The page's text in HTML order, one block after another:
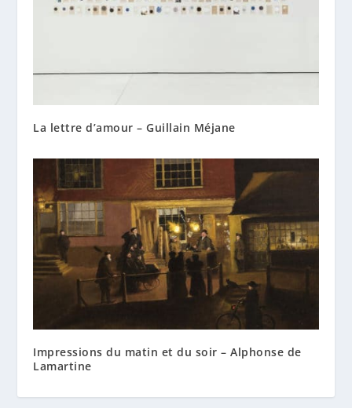
La lettre d’amour – Guillain Méjane
Impressions du matin et du soir – Alphonse de
Lamartine